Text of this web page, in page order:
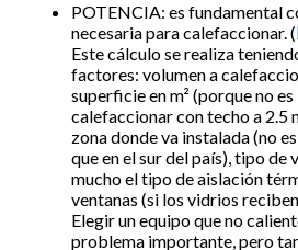
POTENCIA: es fundamental
necesaria para calefaccionar. (
Este cálculo se realiza
factores: volumen a
superficie en m² (porque no
calefaccionar con techo a 2.5
zona donde va instalada (no
que en el sur del país), tipo de
mucho el tipo de aislación
ventanas (si los vidrios
Elegir un equipo que no
problema importante, pero